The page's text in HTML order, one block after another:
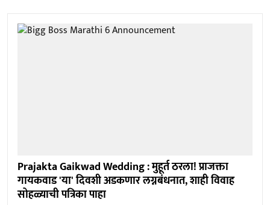
Prajakta Gaikwad Wedding : मुहूर्त ठरला! प्राजक्ता
गायकवाड 'या' दिवशी अडकणार लग्नबंधनात, शाही विवाह
सोहळ्याची पत्रिका पाहा